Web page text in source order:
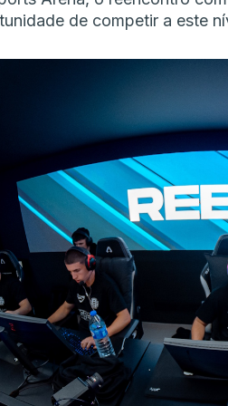
de competir a este